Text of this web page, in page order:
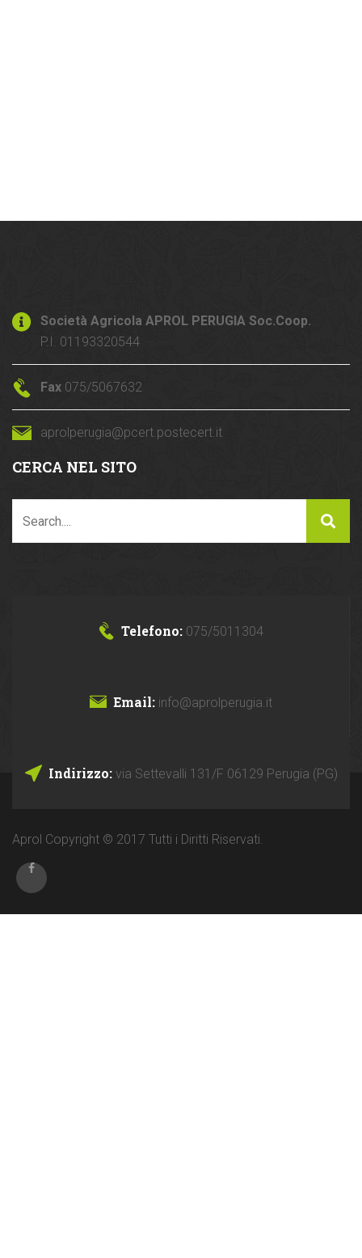
Società Agricola APROL PERUGIA Soc.Coop.
P.I. 01193320544
Fax 075/5067632
aprolperugia@pcert.postecert.it
CERCA NEL SITO
Telefono: 075/5011304
Email:info@aprolperugia.it
Indirizzo:via Settevalli 131/F 06129 Perugia (PG)
Aprol Copyright © 2017 Tutti i Diritti Riservati.